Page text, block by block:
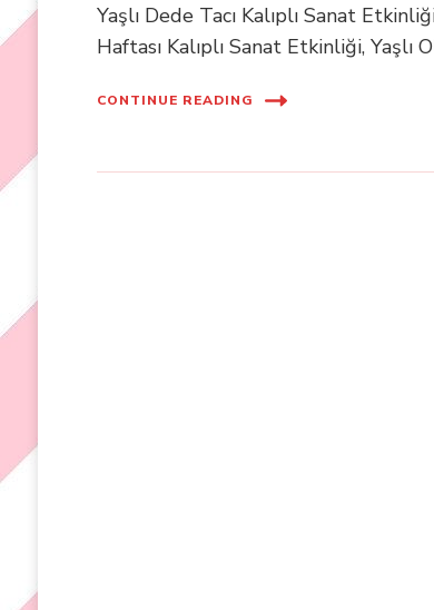
Yaşlı Dede Tacı Kalıplı Sanat
Haftası Kalıplı Sanat Etkinliği, Yaşlı
CONTINUE READING